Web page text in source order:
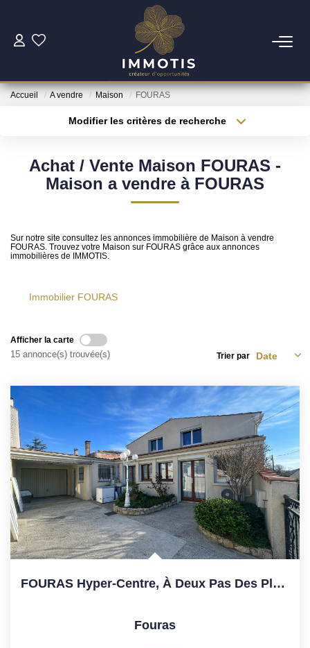
ESTIMER
Nos Services
ACHETER
Nos Services
Votre Étude Patrimoniale Personnalisée
LOUER
Nos Biens
Notre Service Location
Guide Du Propriétaire Bailleur
LA GESTION LOCATIVE
AGENCES
Qui Sommes Nous
Accueil A vendre Maison FOURAS
Modifier les critères de recherche
Sélectionnez...
Type de bien
Surface min
Créer une alerte
Achat / Vente Maison FOURAS -
Maison a vendre à FOURAS
Sur notre site consultez les annonces immobilière de Maison à vendre
FOURAS. Trouvez votre Maison sur FOURAS grâce aux annonces
immobilières de IMMOTIS.
Immobilier FOURAS
Afficher la carte
15 annonce(s) trouvée(s) Trier par
FOURAS Hyper-Centre, À Deux Pas Des Plages Et Des Halles
Fouras